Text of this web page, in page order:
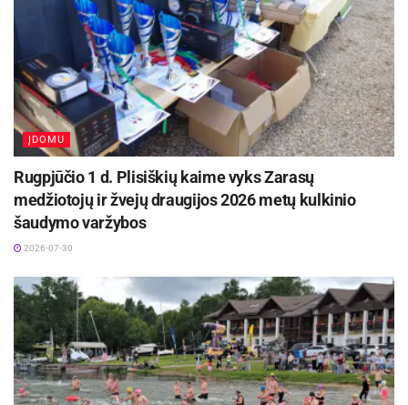
km nuirklavo per 7 min. 2,47 sek. ir užėmė
kelialapį į pusfinalį garantavusią trečiąją vietą.
Lietuvos irklavimo federacijos inf.
ĮDOMU
Rugpjūčio 1 d. Plisiškių kaime vyks Zarasų
medžiotojų ir žvejų draugijos 2026 metų kulkinio
šaudymo varžybos
2026-07-30